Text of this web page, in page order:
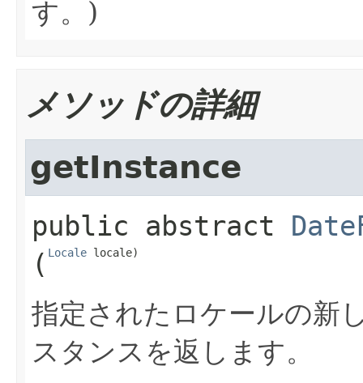
す。)
メソッドの詳細
getInstance
public abstract
( Locale locale)
指定されたロケールの新
スタンスを返します。